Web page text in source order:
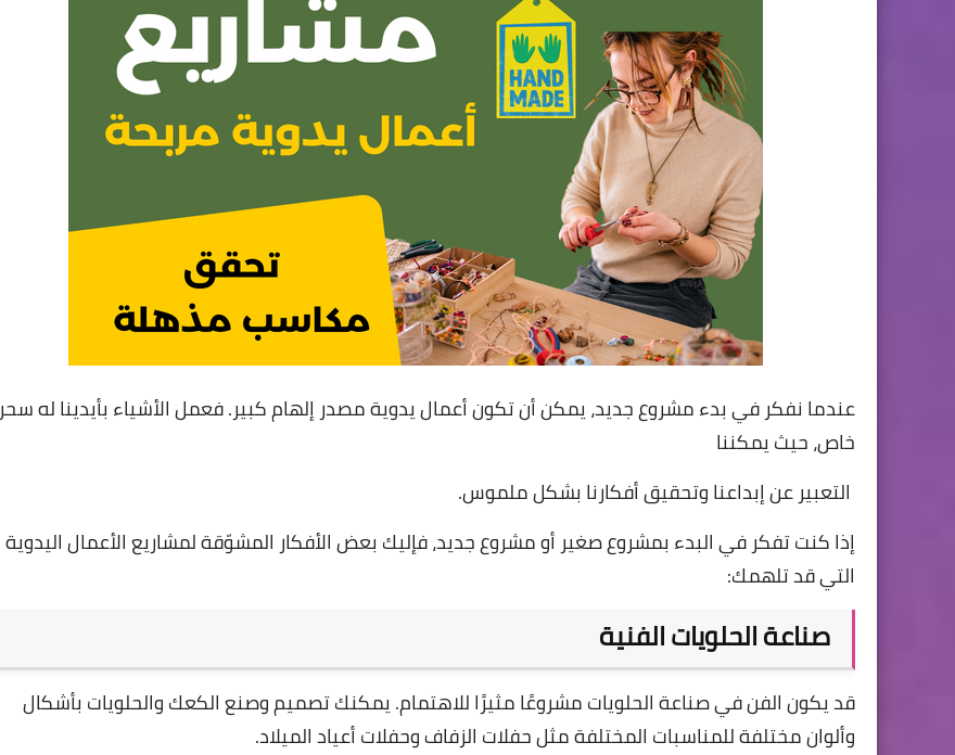
عندما نفكر في بدء مشروع جديد، يمكن أن تكون أعمال يدوية مصدر إلهام كبير. فعمل الأشياء بأيدينا له سحر
خاص، حيث يمكننا
التعبير عن إبداعنا وتحقيق أفكارنا بشكل ملموس.
إذا كنت تفكر في البدء بمشروع صغير أو مشروع جديد، فإليك بعض الأفكار المشوّقة لمشاريع الأعمال اليدوية
التي قد تلهمك:
صناعة الحلويات الفنية
قد يكون الفن في صناعة الحلويات مشروعًا مثيرًا للاهتمام. يمكنك تصميم وصنع الكعك والحلويات بأشكال
وألوان مختلفة للمناسبات المختلفة مثل حفلات الزفاف وحفلات أعياد الميلاد.